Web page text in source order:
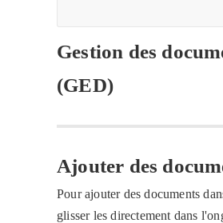
Gestion des
(GED)
Ajouter des
Pour ajouter des documents
glisser les directement dans